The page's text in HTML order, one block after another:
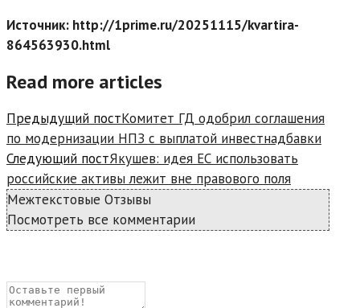
Источник: http://1prime.ru/20251115/kvartira-
864563930.html
Read more articles
Предыдущий постКомитет ГД одобрил соглашения
по модернизации НПЗ с выплатой инвестнадбавки
Следующий постЯкушев: идея ЕС использовать
российские активы лежит вне правового поля
Межтекстовые Отзывы
Посмотреть все комментарии